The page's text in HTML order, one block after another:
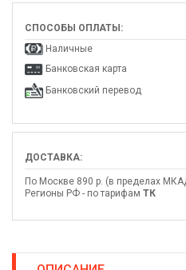
СПОСОБЫ ОПЛАТЫ:
Наличные
Банковская карта
Банковский перевод
ДОСТАВКА:
По Москве 890 р. (в пределах
Регионы РФ - по тарифам ТК